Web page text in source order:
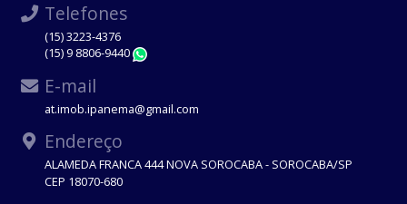
Telefones
(15) 3223-4376
(15) 9 8806-9440
E-mail
at.imob.ipanema@gmail.com
Endereço
ALAMEDA FRANCA 444 NOVA SOROCABA - SOROCABA/SP
CEP 18070-680